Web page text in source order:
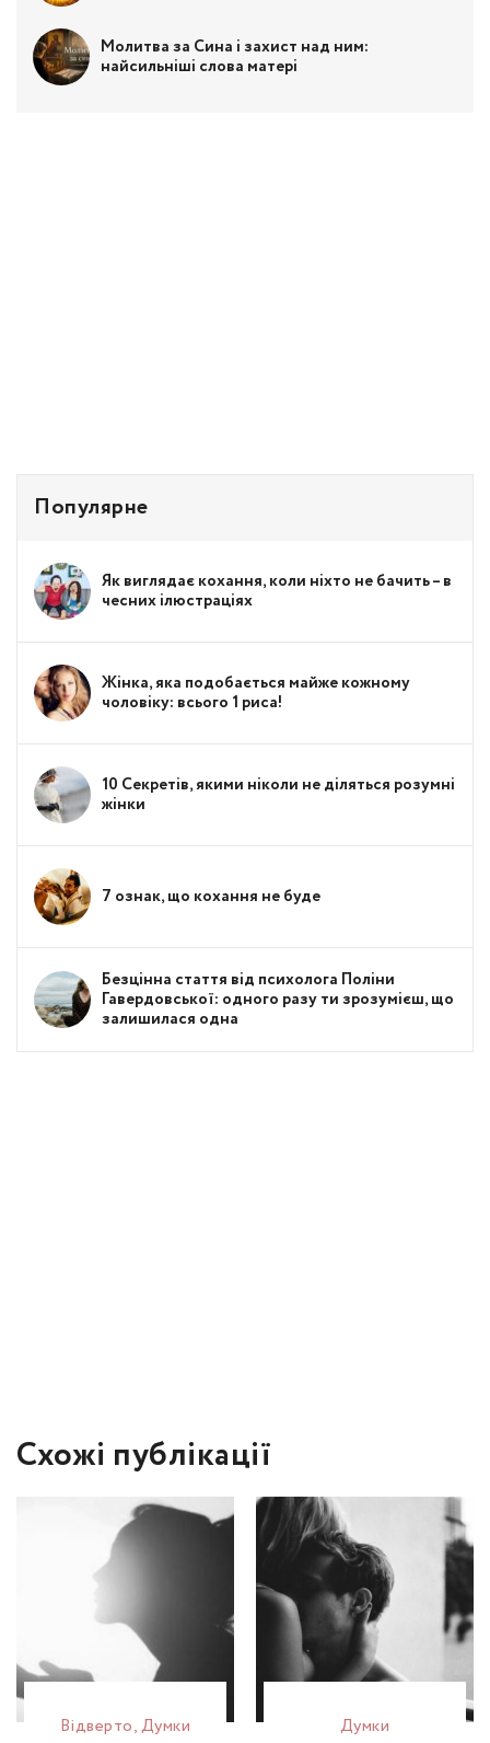
Молитва за Сина і захист над ним:
найсильніші слова матері
Популярне
Як виглядає кохання, коли ніхто не бачить – в
чесних ілюстраціях
Жінка, яка подобається майже кожному
чоловіку: всього 1 риса!
10 Секретів, якими ніколи не діляться розумні
жінки
7 ознак, що кохання не буде
Безцінна стаття від психолога Поліни
Гавердовської: одного разу ти зрозумієш, що
залишилася одна
Схожі публікації
Відвертo,Думки Думки